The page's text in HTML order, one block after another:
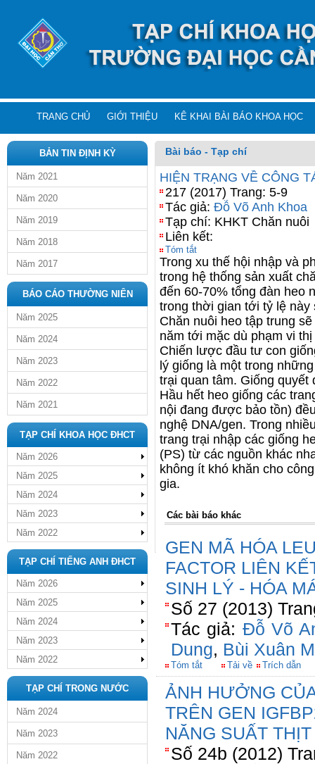
TRANG CHỦ GIỚI THIỆU KÊ KHAI BÀI BÁO KHOA HỌC
BẢN TIN ĐỊNH KỲ
Năm 2021
Năm 2020
Năm 2019
Năm 2018
Năm 2017
BÁO CÁO THƯỜNG NIÊN
Năm 2025
Năm 2024
Năm 2023
Năm 2022
Năm 2021
TẠP CHÍ KHOA HỌC ĐHCT
Năm 2026
Năm 2025
Năm 2024
Năm 2023
Năm 2022
TẠP CHÍ TIẾNG ANH ĐHCT
Năm 2026
Năm 2025
Năm 2024
Năm 2023
Năm 2022
TẠP CHÍ TRONG NƯỚC
Năm 2024
Năm 2023
Năm 2022
Bài báo - Tạp chí
HIỆN TRẠNG VỀ CÔNG
217 (2017) Trang: 5-9
Tác giả: Đỗ Võ Anh Khoa
Tạp chí: KHKT Chăn nuôi
Liên kết:
Tóm tắt
Trong xu thế hội nhập và
trong hệ thống sản xuất
đến 60-70% tổng đàn heo
trong thời gian tới tỷ lệ này
Chăn nuôi heo tập trung
năm tới mặc dù phạm vi
Chiến lược đầu tư con
lý giống là một trong
trại quan tâm. Giống quyết
Hầu hết heo giống các
nội đang được bảo tồn)
nghệ DNA/gen. Trong
trang trại nhập các giống
(PS) từ các nguồn khác
không ít khó khăn cho
gia.
Các bài báo khác
GEN MÃ HÓA
FACTOR LIÊN
SINH LÝ - HÓA
Số 27 (2013)
Tác giả: Đỗ Võ
Dung, Bùi Xuân
Tóm tắt Tải về Trích dẫn
ẢNH HƯỞNG
TRÊN GEN
NĂNG SUẤT
Số 24b (2012)